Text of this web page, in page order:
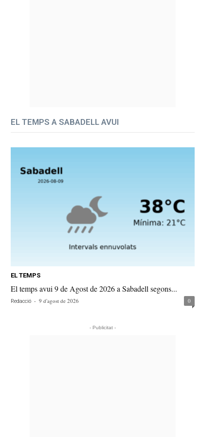
EL TEMPS A SABADELL AVUI
EL TEMPS
El temps avui 9 de Agost de 2026 a Sabadell segons...
Redacció - 9 d'agost de 2026 0
- Publicitat -